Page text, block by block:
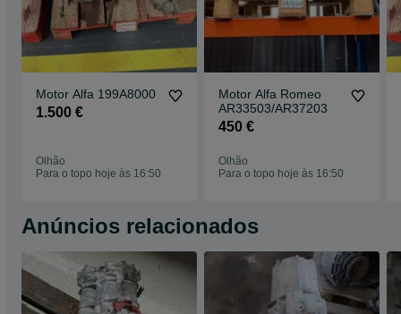
Motor Alfa 199A8000
1.500 €
Olhão
Para o topo hoje às 16:50
Motor Alfa Romeo
AR33503/AR37203
450 €
Olhão
Para o topo hoje às 16:50
Anúncios relacionados